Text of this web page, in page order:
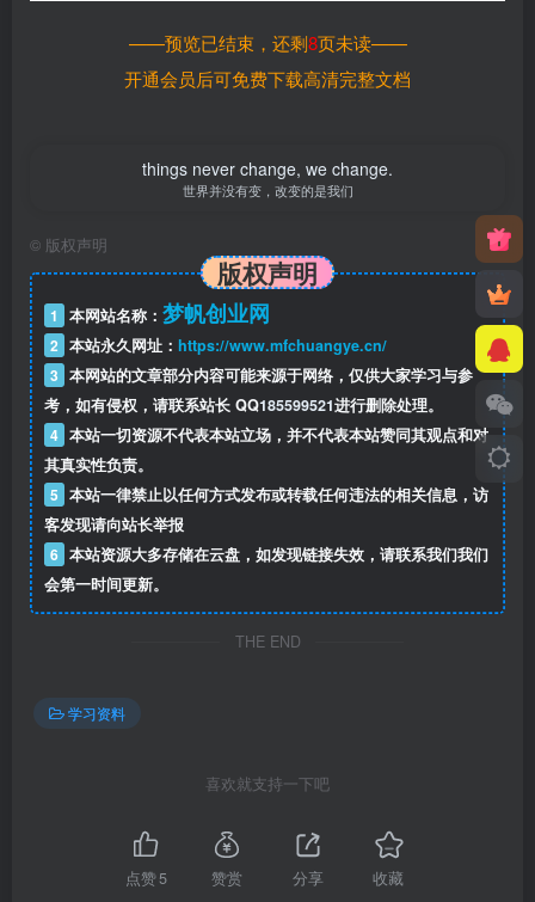
——预览已结束，还剩8页未读——
开通会员后可免费下载高清完整文档
things never change, we change.
世界并没有变，改变的是我们
© 版权声明
版权声明
1 本网站名称： 梦帆创业网
2 本站永久网址： https://www.mfchuangye.cn/
3 本网站的文章部分内容可能来源于网络，仅供大家学习与参
考，如有侵权，请联系站长 QQ185599521进行删除处理。
4 本站一切资源不代表本站立场，并不代表本站赞同其观点和对
其真实性负责。
5 本站一律禁止以任何方式发布或转载任何违法的相关信息，访
客发现请向站长举报
6 本站资源大多存储在云盘，如发现链接失效，请联系我们我们
会第一时间更新。
THE END
学习资料
喜欢就支持一下吧
点赞5 赞赏 分享 收藏